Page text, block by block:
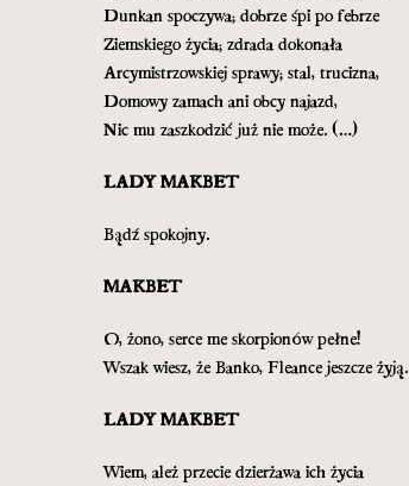
Dunkan spoczywa; dobrze śpi po febrze
Ziemskiego życia; zdrada dokonała
Arcymistrzowskiej sprawy; stal, trucizna,
Domowy zamach ani obcy najazd,
Nic mu zaszkodzić już nie może. (…)
LADY MAKBET
Bądź spokojny.
MAKBET
O, żono, serce me skorpionów pełne!
Wszak wiesz, że Banko, Fleance jeszcze żyją.
LADY MAKBET
Wiem, ależ przecie dzierżawa ich życia